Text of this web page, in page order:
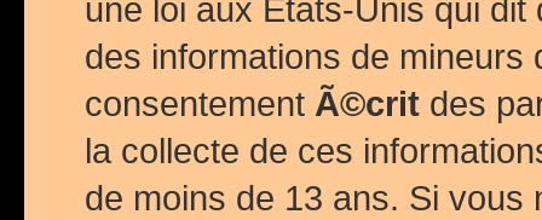
une loi aux Etats-Unis qui
des informations de mineurs
consentement Ã©crit des
la collecte de ces
de moins de 13 ans. Si